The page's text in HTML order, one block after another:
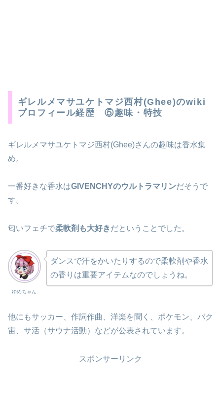
ギレルメマサユケトマジ西村(Ghee)のwiki
プロフィール経歴 ⑤趣味・特技
ギレルメマサユケトマジ西村(Ghee)さんの趣味は香水集
め。
一番好きな香水はGIVENCHYのウルトラマリンだそうで
す。
匂いフェチで柔軟剤も大好きだということでした。
ゆめちゃん
ダンスで汗をかいたりするので柔軟剤や香水
の香りは重要アイテムなのでしょうね。
他にもサッカー、作詞作曲、洋楽を聞く、ポケモン、バク
宙、サ活（サウナ活動）などが公表されています。
スポンサーリンク